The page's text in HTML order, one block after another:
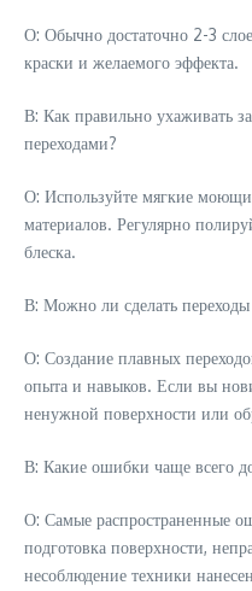
О: Обычно достаточно 2-3
краски и желаемого эффекта.
В: Как правильно ухаживать
переходами?
О: Используйте мягкие
материалов. Регулярно
блеска.
В: Можно ли сделать переходы
О: Создание плавных
опыта и навыков. Если вы
ненужной поверхности или
В: Какие ошибки чаще всего
О: Самые распространенные
подготовка поверхности,
несоблюдение техники